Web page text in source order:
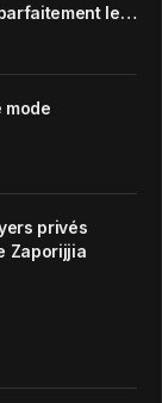
le
la marque
mode
privés
Zaporijjia